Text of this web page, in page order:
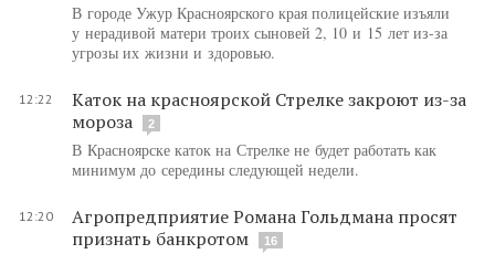
В городе Ужур Красноярского края полицейские изъяли
у нерадивой матери троих сыновей 2, 10 и 15 лет из-за
угрозы их жизни и здоровью.
12:22
Каток на красноярской Стрелке закроют из-за
мороза
2
В Красноярске каток на Стрелке не будет работать как
минимум до середины следующей недели.
12:20
Агропредприятие Романа Гольдмана просят
признать банкротом
16